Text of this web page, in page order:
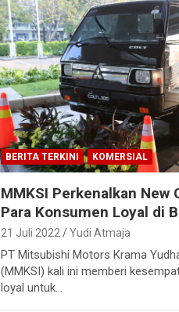
BERITA TERKINI KOMERSIAL
MMKSI Perkenalkan New
Para Konsumen Loyal di
21 Juli 2022 Yudi Atmaja
PT Mitsubishi Motors Krama
(MMKSI) kali ini memberi
loyal untuk…